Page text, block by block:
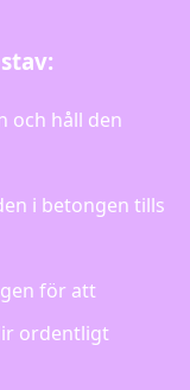
och håll den
i betongen tills
för att
ordentligt